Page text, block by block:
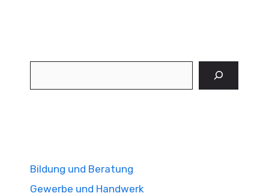
Bildung und Beratung
Gewerbe und Handwerk